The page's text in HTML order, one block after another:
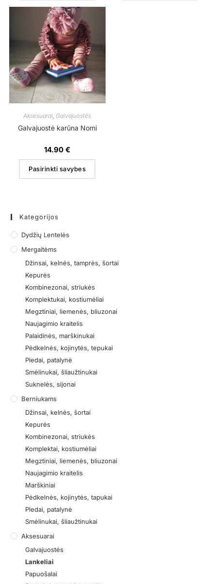
Aksesuarai Galvajuostės
Galvajuostė karūna Nomi
14.90€
Pasirinkti savybes
Kategorijos
Dydžių Lentelės
Mergaitėms
Džinsai, kelnės, tamprės, šortai
Kepurės
Kombinezonai, striukės
Komplektukai, kostiumėliai
Megztiniai, liemenės, bliuzonai
Naujagimio kraitelis
Palaidinės, marškinukai
Pėdkelnės, kojinytės, tepukai
Pledai, patalynė
Smėlinukai, šliaužtinukai
Suknelės, sijonai
Berniukams
Džinsai, kelnės, šortai
Kepurės
Kombinezonai, striukės
Komplektai, kostiumėliai
Megztiniai, liemenės, bliuzonai
Naujagimio kraitelis
Marškiniai
Pėdkelnės, kojinytės, tapukai
Pledai, patalynė
Smėlinukai, šliaužtinukai
Aksesuarai
Galvajuostės
Lankeliai
Papuošalai